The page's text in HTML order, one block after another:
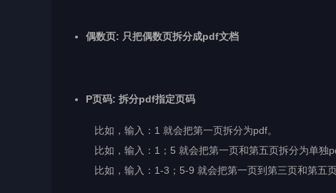
偶数页: 只把偶数页拆分成pdf文档
P页码: 拆分pdf指定页码
比如，输入：1 就会把第一页拆分为pdf。
比如，输入：1；5 就会把第一页和第五页拆分为单独
比如，输入：1-3；5-9 就会把第一页到第三页和第五页